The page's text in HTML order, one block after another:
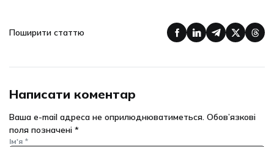
Поширити статтю
Написати коментар
Ваша e-mail адреса не оприлюднюватиметься. Обов’язкові
поля позначені *
Ім'я *